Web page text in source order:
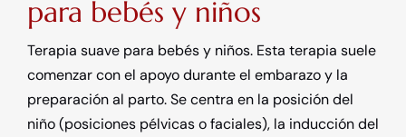
para bebés y niños
Terapia suave para bebés y niños. Esta terapia suele
comenzar con el apoyo durante el embarazo y la
preparación al parto. Se centra en la posición del
niño (posiciones pélvicas o faciales), la inducción del